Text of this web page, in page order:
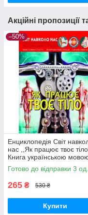
Акційні пропозиції
–50%
Енциклопедія Світ
нас ,,Як працює твоє
Книга українською
кольорові ілюстрації
Готово до відправки 3 од.
265 ₴ 530 ₴
Купити